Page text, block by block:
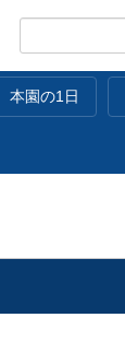
本園の1日